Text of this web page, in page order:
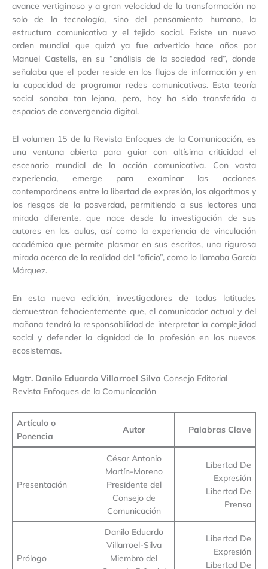
avance vertiginoso y a gran velocidad de la transformación no
solo de la tecnología, sino del pensamiento humano, la
estructura comunicativa y el tejido social. Existe un nuevo
orden mundial que quizá ya fue advertido hace años por
Manuel Castells, en su “análisis de la sociedad red”, donde
señalaba que el poder reside en los flujos de información y en
la capacidad de programar redes comunicativas. Esta teoría
social sonaba tan lejana, pero, hoy ha sido transferida a
espacios de convergencia digital.
El volumen 15 de la Revista Enfoques de la Comunicación, es
una ventana abierta para guiar con altísima criticidad el
escenario mundial de la acción comunicativa. Con vasta
experiencia, emerge para examinar las acciones
contemporáneas entre la libertad de expresión, los algoritmos y
los riesgos de la posverdad, permitiendo a sus lectores una
mirada diferente, que nace desde la investigación de sus
autores en las aulas, así como la experiencia de vinculación
académica que permite plasmar en sus escritos, una rigurosa
mirada acerca de la realidad del “oficio”, como lo llamaba García
Márquez.
En esta nueva edición, investigadores de todas latitudes
demuestran fehacientemente que, el comunicador actual y del
mañana tendrá la responsabilidad de interpretar la complejidad
social y defender la dignidad de la profesión en los nuevos
ecosistemas.
Mgtr. Danilo Eduardo Villarroel Silva Consejo Editorial
Revista Enfoques de la Comunicación
Artículo o
Ponencia
Autor Palabras Clave
Presentación
César Antonio
Martín-Moreno
Presidente del
Consejo de
Comunicación
Libertad De
Expresión
Libertad De
Prensa
Prólogo
Danilo Eduardo
Villarroel-Silva
Miembro del
Libertad De
Expresión
Libertad De